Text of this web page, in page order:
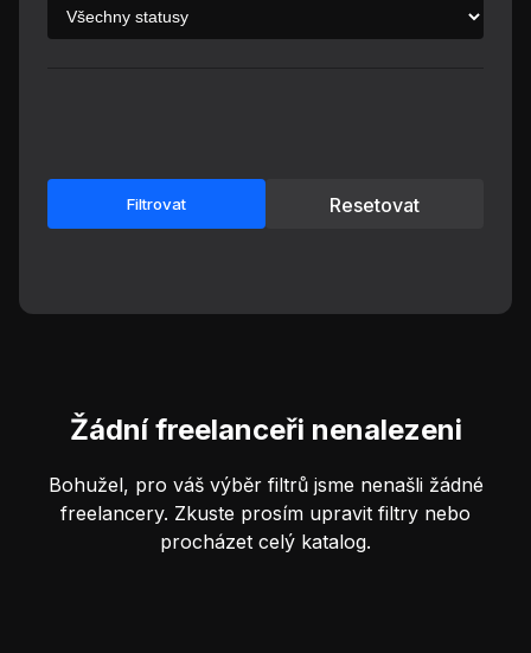
Filtrovat Resetovat
Žádní freelanceři nenalezeni
Bohužel, pro váš výběr filtrů jsme nenašli žádné
freelancery. Zkuste prosím upravit filtry nebo
procházet celý katalog.